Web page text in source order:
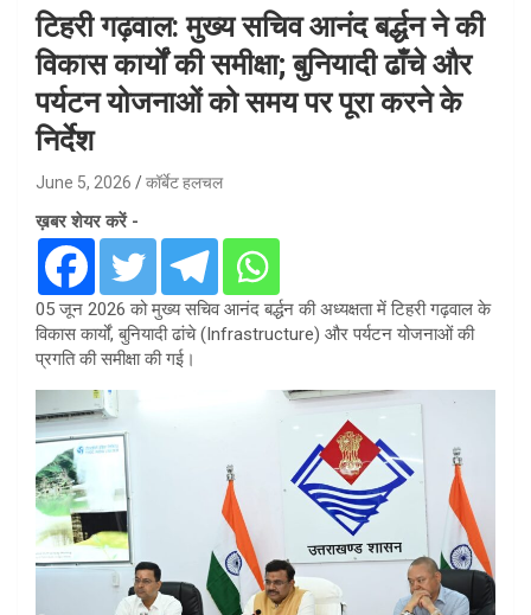
टिहरी गढ़वाल: मुख्य सचिव आनंद बर्द्धन ने की
विकास कार्यों की समीक्षा; बुनियादी ढाँचे और
पर्यटन योजनाओं को समय पर पूरा करने के
निर्देश
June 5, 2026 कॉर्बेट हलचल
ख़बर शेयर करें -
05 जून 2026 को मुख्य सचिव आनंद बर्द्धन की अध्यक्षता में टिहरी गढ़वाल के
विकास कार्यों, बुनियादी ढांचे (Infrastructure) और पर्यटन योजनाओं की
प्रगति की समीक्षा की गई।